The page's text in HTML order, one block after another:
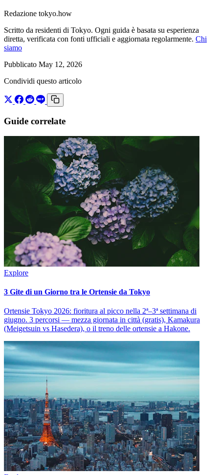
Redazione tokyo.how
Scritto da residenti di Tokyo. Ogni guida è basata su esperienza
diretta, verificata con fonti ufficiali e aggiornata regolarmente. Chi
siamo
Pubblicato May 12, 2026
Condividi questo articolo
Guide correlate
Explore
3 Gite di un Giorno tra le Ortensie da Tokyo
Ortensie Tokyo 2026: fioritura al picco nella 2ª–3ª settimana di
giugno. 3 percorsi — mezza giornata in città (gratis), Kamakura
(Meigetsuin vs Hasedera), o il treno delle ortensie a Hakone.